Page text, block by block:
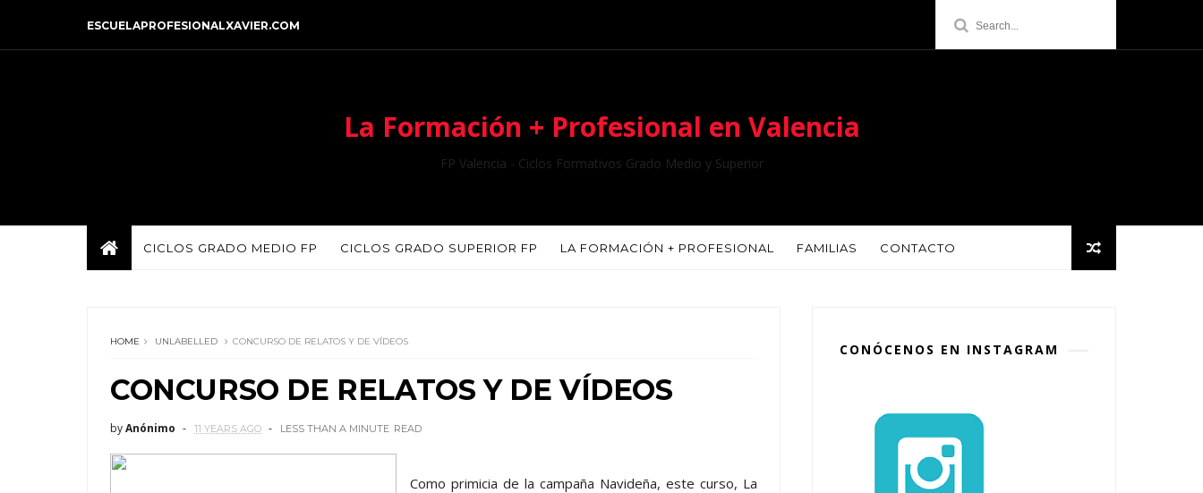
ESCUELAPROFESIONALXAVIER.COM
La Formación + Profesional en Valencia
FP Valencia - Ciclos Formativos Grado Medio y Superior
CICLOS GRADO MEDIO FP CICLOS GRADO SUPERIOR FP LA FORMACIÓN + PROFESIONAL FAMILIAS CONTACTO
HOME UNLABELLED CONCURSO DE RELATOS Y DE VÍDEOS
CONCURSO DE RELATOS Y DE VÍDEOS
byAnónimo 11 YEARS AGO LESS THAN A MINUTE READ
Como primicia de la campaña Navideña, este curso, La
CONÓCENOS EN INSTAGRAM